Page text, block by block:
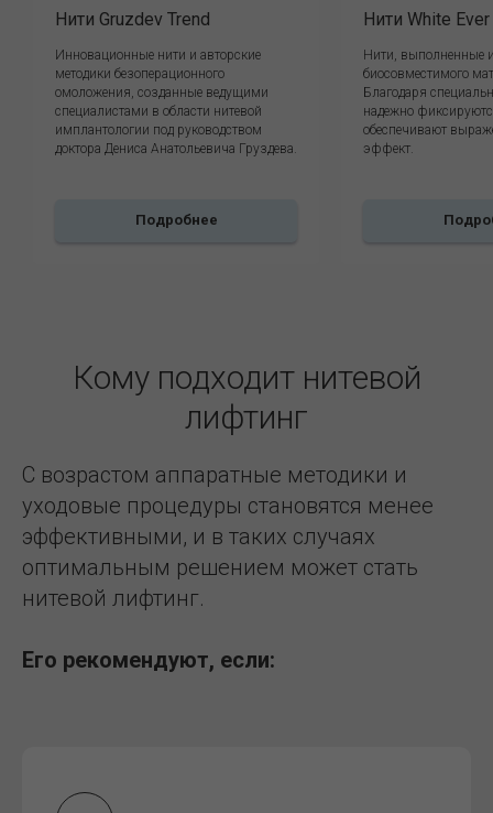
Нити Gruzdev Trend
Инновационные нити и авторские
методики безоперационного
омоложения, созданные ведущими
специалистами в области нитевой
имплантологии под руководством
доктора Дениса Анатольевича Груздева.
Подробнее
Нити White
Нити, выполненные
биосовместимого
Благодаря
надежно
обеспечивают
эффект.
Кому подходит нитевой
лифтинг
С возрастом аппаратные методики и
уходовые процедуры становятся менее
эффективными, и в таких случаях
оптимальным решением может стать
нитевой лифтинг.
Его рекомендуют, если: